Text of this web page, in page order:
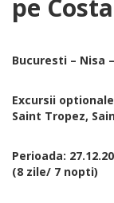
pe
Bucuresti – Nisa
Excursii
Saint Tropez,
Perioada:
(8 zile/ 7 nopti)